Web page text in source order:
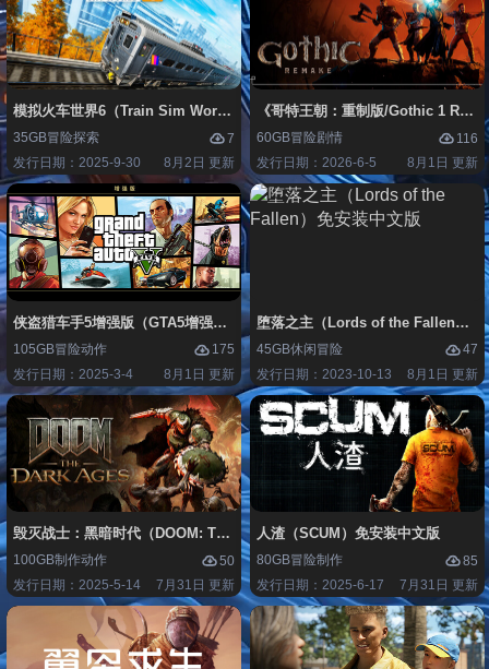
模拟火车世界6（Train Sim World 6）免安装中文版
35GB冒险探索
7
发行日期：2025-9-30
8月2日 更新
《哥特王朝：重制版/Gothic 1
60GB冒险剧情
116
发行日期：2026-6-5
8月1日 更新
侠盗猎车手5增强版（GTA5增强版（Grand Theft Auto V Enhanced）免安
105GB冒险动作
175
发行日期：2025-3-4
8月1日 更新
堕落之主（Lords of the Fallen）免
45GB休闲冒险
47
发行日期：2023-10-13
8月1日 更新
毁灭战士：黑暗时代（DOOM: The Dark Ages）免安装中文版
100GB制作动作
50
发行日期：2025-5-14
7月31日 更新
人渣（SCUM）免安装中文版
80GB冒险制作
85
发行日期：2025-6-17
7月31日 更新